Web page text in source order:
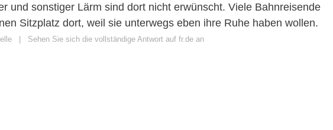
und sonstiger Lärm sind dort nicht erwünscht. Viele Bahnreisende
Sitzplatz dort, weil sie unterwegs eben ihre Ruhe haben wollen.
| Sehen Sie sich die vollständige Antwort auf fr.de an